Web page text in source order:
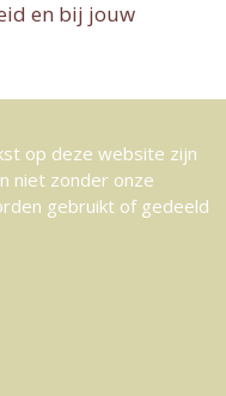
en bij jouw
op deze website zijn
niet zonder onze
gebruikt of gedeeld